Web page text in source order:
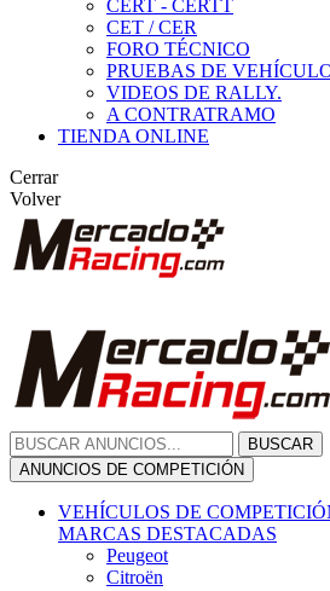
CERT - CERTT
CET / CER
FORO TÉCNICO
PRUEBAS DE
VIDEOS DE RALLY.
A CONTRATRAMO
TIENDA ONLINE
Cerrar
Volver
BUSCAR
ANUNCIOS DE COMPETICIÓN
VEHÍCULOS DE COMPETICIÓN
MARCAS DESTACADAS
Peugeot
Citroën
Renault